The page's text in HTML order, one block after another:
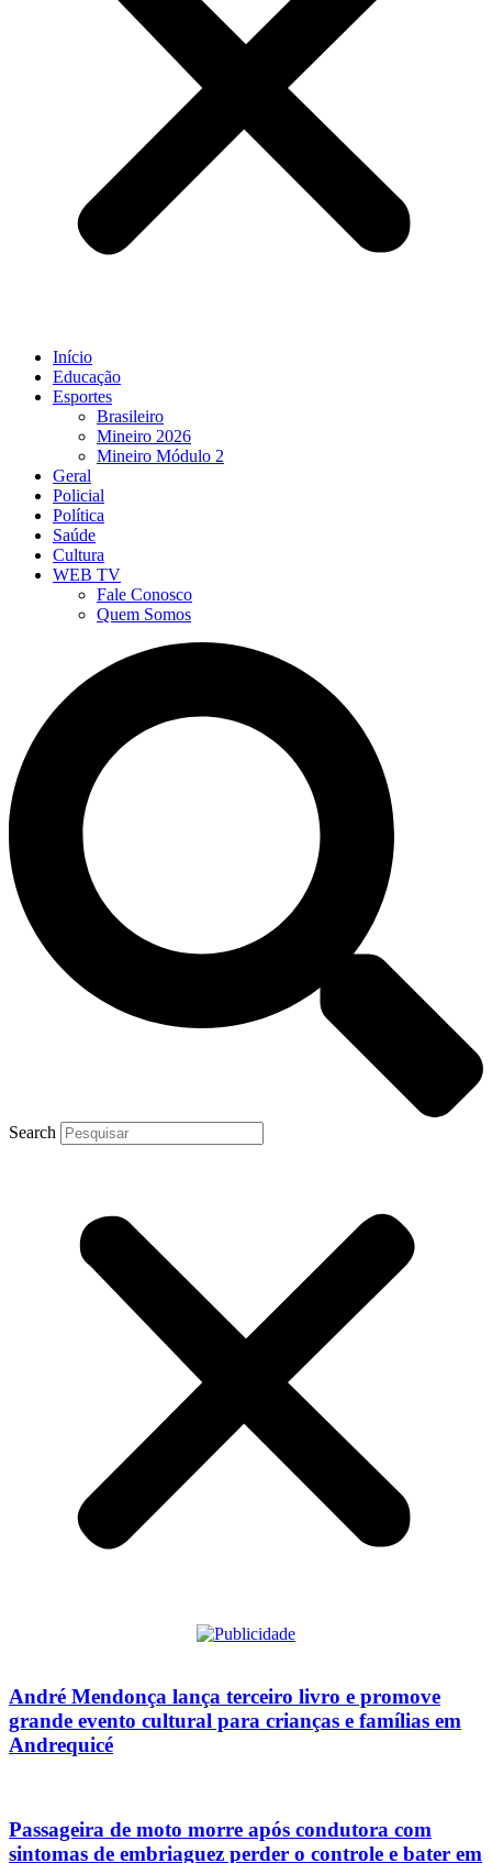
Início
Educação
Esportes
Brasileiro
Mineiro 2026
Mineiro Módulo 2
Geral
Policial
Política
Saúde
Cultura
WEB TV
Fale Conosco
Quem Somos
Search
André Mendonça lança terceiro livro e promove
grande evento cultural para crianças e famílias em
Andrequicé
Passageira de moto morre após condutora com
sintomas de embriaguez perder o controle e bater em